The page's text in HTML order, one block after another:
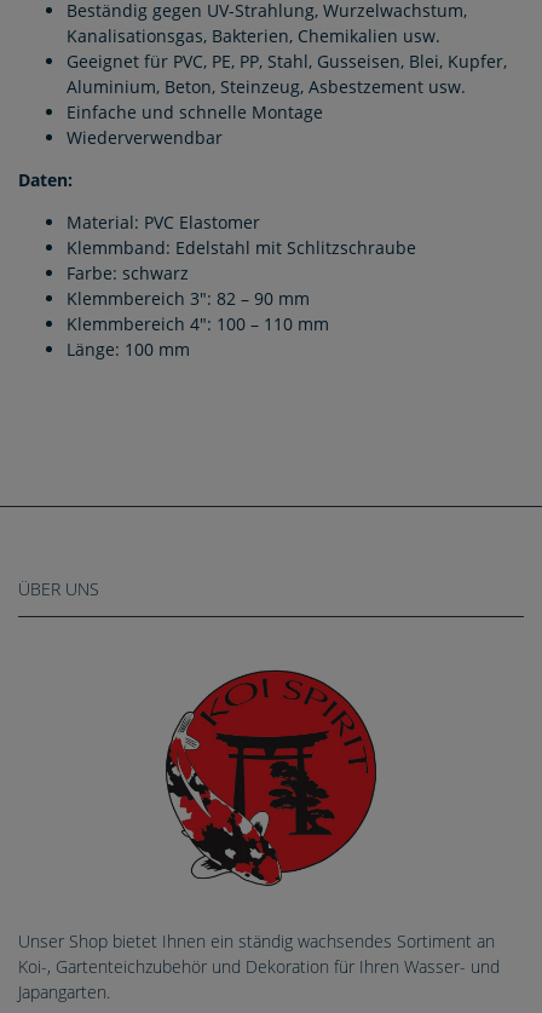
Beständig gegen UV-Strahlung, Wurzelwachstum,
Kanalisationsgas, Bakterien, Chemikalien usw.
Geeignet für PVC, PE, PP, Stahl, Gusseisen, Blei, Kupfer,
Aluminium, Beton, Steinzeug, Asbestzement usw.
Einfache und schnelle Montage
Wiederverwendbar
Daten:
Material: PVC Elastomer
Klemmband: Edelstahl mit Schlitzschraube
Farbe: schwarz
Klemmbereich 3": 82 – 90 mm
Klemmbereich 4": 100 – 110 mm
Länge: 100 mm
ÜBER UNS
Unser Shop bietet Ihnen ein ständig wachsendes Sortiment an
Koi-, Gartenteichzubehör und Dekoration für Ihren Wasser- und
Japangarten.